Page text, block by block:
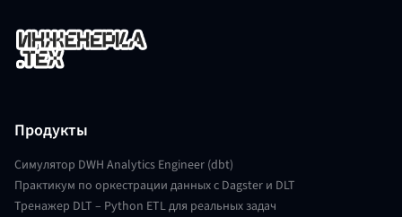
Продукты
Симулятор DWH Analytics Engineer (dbt)
Практикум по оркестрации данных с Dagster и DLT
Тренажер DLT – Python ETL для реальных задач